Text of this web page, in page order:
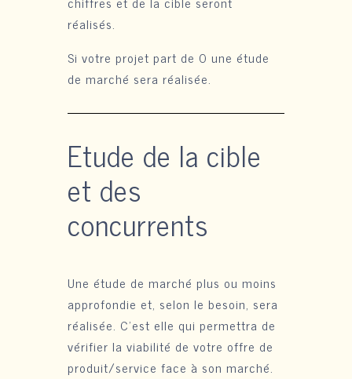
réalisés.
Si votre projet part de 0 une étude
de marché sera réalisée.
Etude de la cible
et des
concurrents
Une étude de marché plus ou moins
approfondie et, selon le besoin, sera
réalisée. C’est elle qui permettra de
vérifier la viabilité de votre offre de
produit/service face à son marché.